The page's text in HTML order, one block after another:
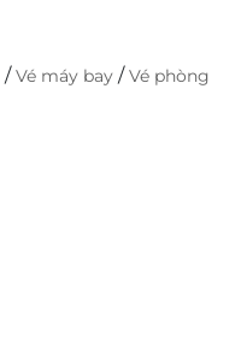
/Vé máy bay /Vé phòng